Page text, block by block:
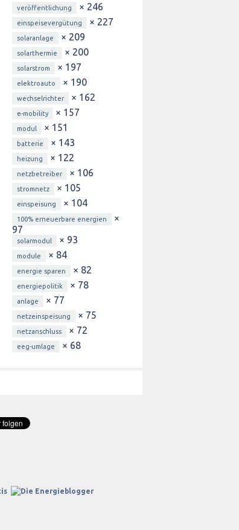
veröffentlichung × 246
einspeisevergütung × 227
solaranlage × 209
solarthermie × 200
solarstrom × 197
elektroauto × 190
wechselrichter × 162
e-mobility × 157
modul × 151
batterie × 143
heizung × 122
netzbetreiber × 106
stromnetz × 105
einspeisung × 104
100% erneuerbare energien
×
97
solarmodul × 93
module × 84
energie sparen × 82
energiepolitik × 78
anlage × 77
netzeinspeisung × 75
netzanschluss × 72
eeg-umlage × 68